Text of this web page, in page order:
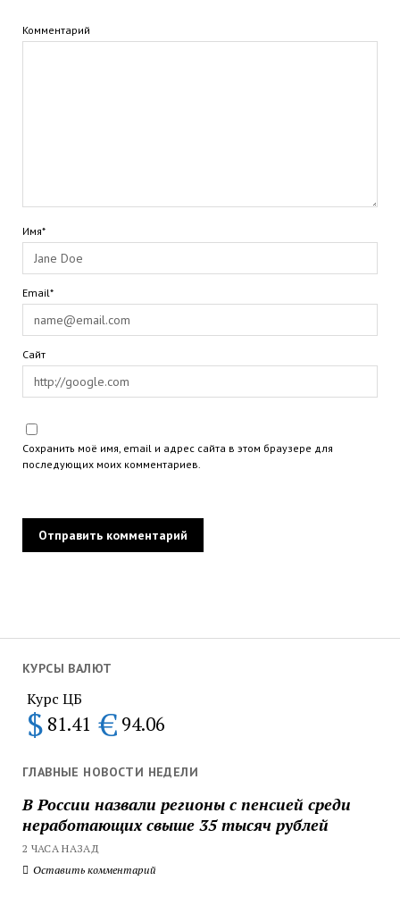
КУРСЫ ВАЛЮТ
Курс ЦБ
$ 81.41 € 94.06
ГЛАВНЫЕ НОВОСТИ НЕДЕЛИ
В России назвали регионы с пенсией среди
неработающих свыше 35 тысяч рублей
2 ЧАСА НАЗАД
Оставить комментарий
Комментарий
Имя*
Email*
Сайт
Сохранить моё имя, email и адрес сайта в этом браузере для
последующих моих комментариев.